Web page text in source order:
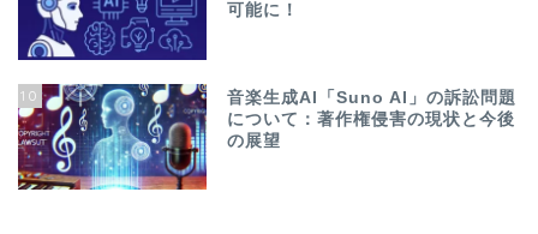
可能に！
10
音楽生成AI「Suno AI」の訴訟問題
について：著作権侵害の現状と今後
の展望